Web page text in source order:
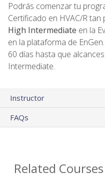
Podrás comenzar tu
Certificado en HVAC/R
High Intermediate en la
en la plataforma de
60 días hasta que
Intermediate.
Instructor
FAQs
Related Courses